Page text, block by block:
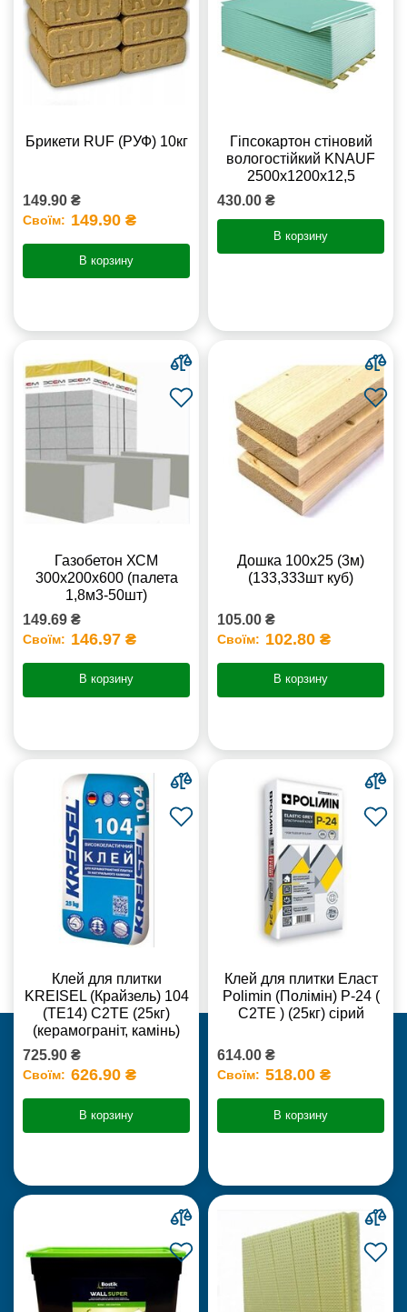
Брикети RUF (РУФ) 10кг
149.90 ₴
Своїм: 149.90 ₴
В корзину
Гіпсокартон стіновий
вологостійкий KNAUF
2500х1200х12,5
430.00 ₴
В корзину
Газобетон ХСМ
300x200x600 (палета
1,8м3-50шт)
149.69 ₴
Своїм: 146.97 ₴
В корзину
Дошка 100х25 (3м)
(133,333шт куб)
105.00 ₴
Своїм: 102.80 ₴
В корзину
Клей для плитки
KREISEL (Крайзель) 104
(ТЕ14) С2TE (25кг)
(керамограніт, камінь)
725.90 ₴
Своїм: 626.90 ₴
В корзину
Клей для плитки Еласт
Polimin (Полімін) Р-24 (
С2ТЕ ) (25кг) сірий
614.00 ₴
Своїм: 518.00 ₴
В корзину